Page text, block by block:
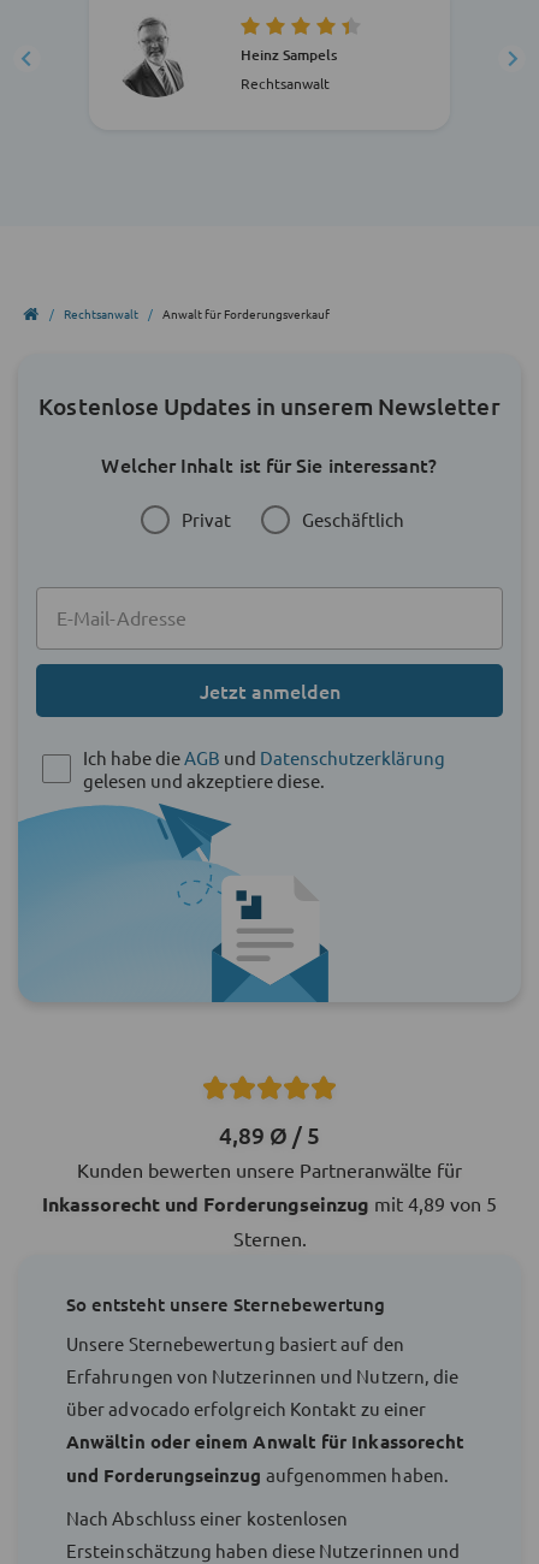
Heinz Sampels
Rechtsanwalt
Rechtsanwalt Anwalt für Forderungsverkauf
Kostenlose Updates in unserem Newsletter
Welcher Inhalt ist für Sie interessant?
Privat Geschäftlich
Jetzt anmelden
Ich habe die AGB und Datenschutzerklärung
gelesen und akzeptiere diese.
4,89 Ø / 5
Kunden bewerten unsere Partneranwälte für
Inkassorecht und Forderungseinzug mit 4,89 von 5
Sternen.
So entsteht unsere Sternebewertung
Unsere Sternebewertung basiert auf den
Erfahrungen von Nutzerinnen und Nutzern, die
über advocado erfolgreich Kontakt zu einer
Anwältin oder einem Anwalt für Inkassorecht
und Forderungseinzug aufgenommen haben.
Nach Abschluss einer kostenlosen
Ersteinschätzung haben diese Nutzerinnen und